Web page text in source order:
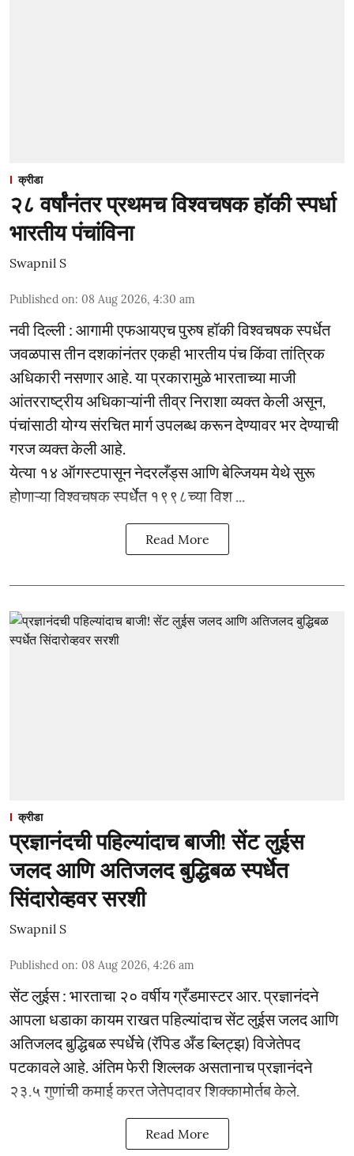
क्रीडा
२८ वर्षांनंतर प्रथमच विश्वचषक हॉकी स्पर्धा
भारतीय पंचांविना
Swapnil S
Published on: 08 Aug 2026, 4:30 am
नवी दिल्ली : आगामी एफआयएच पुरुष हॉकी विश्वचषक स्पर्धेत
जवळपास तीन दशकांनंतर एकही भारतीय पंच किंवा तांत्रिक
अधिकारी नसणार आहे. या प्रकारामुळे भारताच्या माजी
आंतरराष्ट्रीय अधिकाऱ्यांनी तीव्र निराशा व्यक्त केली असून,
पंचांसाठी योग्य संरचित मार्ग उपलब्ध करून देण्यावर भर देण्याची
गरज व्यक्त केली आहे.
येत्या १४ ऑगस्टपासून नेदरलँड्स आणि बेल्जियम येथे सुरू
होणाऱ्या विश्वचषक स्पर्धेत १९९८च्या विश ...
Read More
क्रीडा
प्रज्ञानंदची पहिल्यांदाच बाजी! सेंट लुईस
जलद आणि अतिजलद बुद्धिबळ स्पर्धेत
सिंदारोव्हवर सरशी
Swapnil S
Published on: 08 Aug 2026, 4:26 am
सेंट लुईस : भारताचा २० वर्षीय ग्रँडमास्टर आर. प्रज्ञानंदने
आपला धडाका कायम राखत पहिल्यांदाच सेंट लुईस जलद आणि
अतिजलद बुद्धिबळ स्पर्धेचे (रॅपिड अँड ब्लिट्झ) विजेतेपद
पटकावले आहे. अंतिम फेरी शिल्लक असतानाच प्रज्ञानंदने
२३.५ गुणांची कमाई करत जेतेपदावर शिक्कामोर्तब केले.
Read More